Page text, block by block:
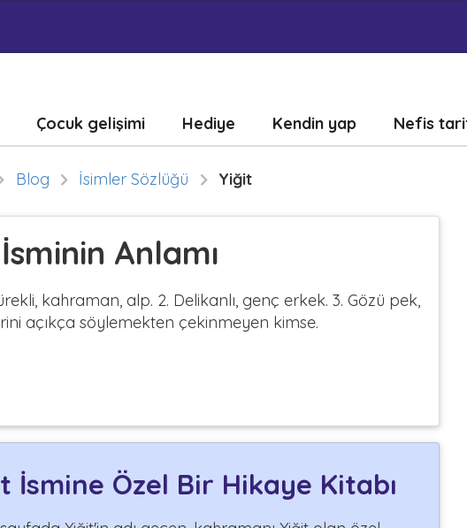
Çocuk gelişimi Hediye Kendin yap Nefis
Blog İsimler Sözlüğü Yiğit
Anlamı
kahraman, alp. 2. Delikanlı, genç erkek. 3. Gözü pek,
açıkça söylemekten çekinmeyen kimse.
İsmine Özel Bir Hikaye Kitabı